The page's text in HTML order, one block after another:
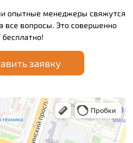
опытные менеджеры свяжутся
все вопросы. Это совершенно
бесплатно!
заявку